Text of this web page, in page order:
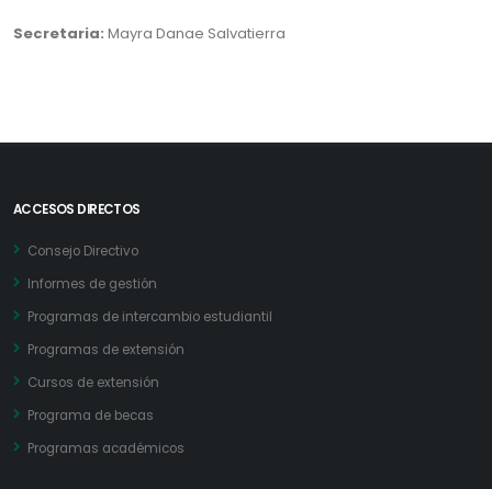
Secretaria: Mayra Danae Salvatierra
ACCESOS DIRECTOS
Consejo Directivo
Informes de gestión
Programas de intercambio estudiantil
Programas de extensión
Cursos de extensión
Programa de becas
Programas académicos